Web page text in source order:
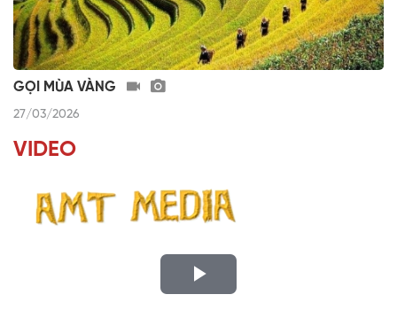
GỌI MÙA VÀNG
27/03/2026
VIDEO
P